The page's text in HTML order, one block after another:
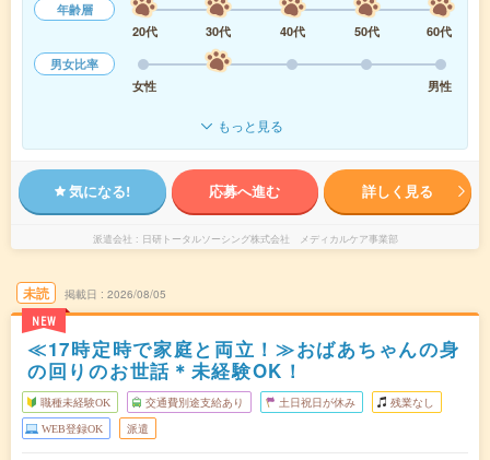
年齢層
20代
30代 40代 50代
60代
男女比率
女性
男性
もっと見る
気になる! 応募へ進む 詳しく見る
派遣会社 日研トータルソーシング株式会社 メディカルケア事業部
未読
NEW
掲載日 2026/08/05
≪17時定時で家庭と両立！≫おばあちゃんの身
の回りのお世話＊未経験OK！
職種未経験OK 交通費別途支給あり 土日祝日が休み 残業なし
WEB登録OK 派遣